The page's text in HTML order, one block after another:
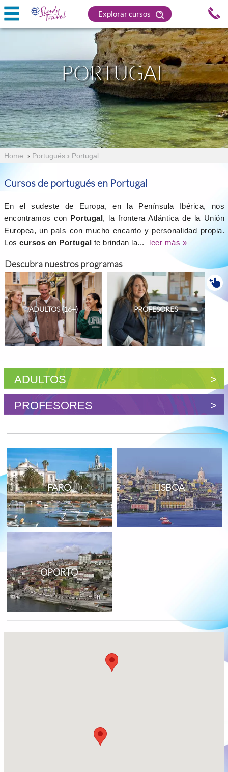
Explorar cursos
PORTUGAL
Home › Portugués › Portugal
Cursos de portugués en Portugal
En el sudeste de Europa, en la Península Ibérica, nos
encontramos con Portugal, la frontera Atlántica de la Unión
Europea, un país con mucho encanto y personalidad propia.
Los cursos en Portugal te brindan la... leer más »
Descubra nuestros programas
ADULTOS (16+) PROFESORES
ADULTOS >
PROFESORES >
FARO LISBOA
OPORTO